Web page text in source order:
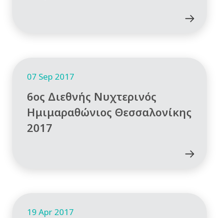
07 Sep 2017
6ος Διεθνής Νυχτερινός
Ημιμαραθώνιος Θεσσαλονίκης
2017
19 Apr 2017